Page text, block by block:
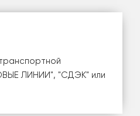
ЛИНИИ", "СДЭК" или